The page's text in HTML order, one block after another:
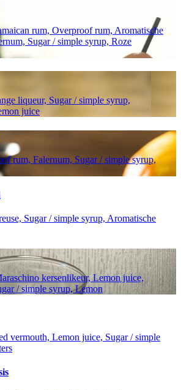
rum, Overproof rum, Aromatische
Sugar / simple syrup, Roze
liqueur, Sugar / simple syrup,
juice
rum, Falernum, Sugar / simple syrup,
Sugar / simple syrup, Aromatische
kersenlikeur, Lemon juice,
/ simple syrup, Lemon
vermouth, Lemon juice, Sugar / simple